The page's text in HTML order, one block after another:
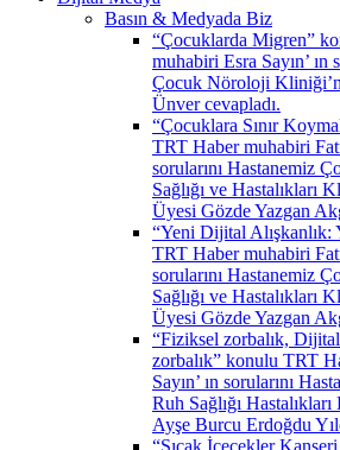
Basın & Medyada Biz
“Çocuklarda Migren”
muhabiri Esra Sayın’ ın
Çocuk Nöroloji
Ünver cevapladı.
“Çocuklara Sınır
TRT Haber muhabiri
sorularını Hastanemiz
Sağlığı ve Hastalıkları
Üyesi Gözde Yazgan
“Yeni Dijital Alışkanlık:
TRT Haber muhabiri
sorularını Hastanemiz
Sağlığı ve Hastalıkları
Üyesi Gözde Yazgan
“Fiziksel zorbalık,
zorbalık” konulu TRT
Sayın’ ın sorularını
Ruh Sağlığı
Ayşe Burcu Erdoğdu
“Sıcak İçecekler